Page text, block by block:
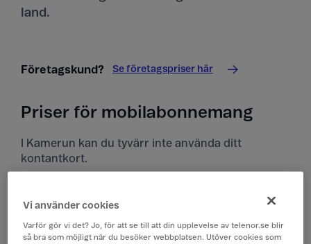
land.
Företagskund? Se företagspriser här
Priser för mobilabonnemang
I Kamerun kan du tyvärr inte använda ditt
kontantkort.
Vi använder cookies
Varför gör vi det? Jo, för att se till att din upplevelse av telenor.se blir
så bra som möjligt när du besöker webbplatsen. Utöver cookies som